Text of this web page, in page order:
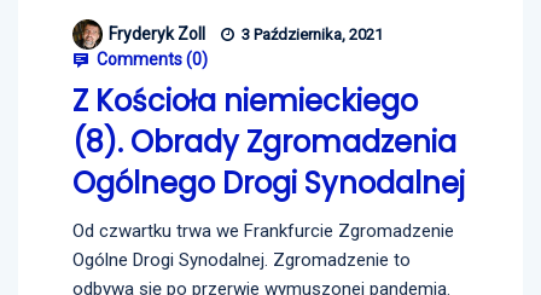
Fryderyk Zoll 3 Października, 2021
Comments (0)
Z Kościoła niemieckiego
(8). Obrady Zgromadzenia
Ogólnego Drogi Synodalnej
Od czwartku trwa we Frankfurcie Zgromadzenie
Ogólne Drogi Synodalnej. Zgromadzenie to
odbywa się po przerwie wymuszonej pandemią.